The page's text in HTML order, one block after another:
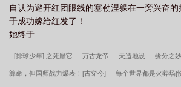
自认为避开红团眼线的塞勒涅躲在一旁兴奋
于成功嫁给红发了！
她终于...
[排球少年] 之死靡它 万古龙帝 天造地设 缘分之
算命，但国师战力爆表！[古穿今] 每个世界都是火葬场[